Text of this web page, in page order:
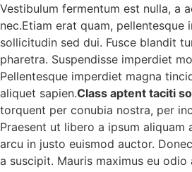
Vestibulum fermentum est nulla, a
nec.Etiam erat quam, pellentesque
sollicitudin sed dui. Fusce blandit
pharetra. Suspendisse imperdiet
Pellentesque imperdiet magna
aliquet sapien.Class aptent taciti
torquent per conubia nostra, per
Praesent ut libero a ipsum aliquam
arcu in justo euismod auctor.
a suscipit. Mauris maximus eu odio